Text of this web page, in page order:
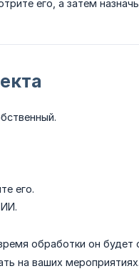
его, а затем
его.
обработки он будет
на ваших мероприятиях.